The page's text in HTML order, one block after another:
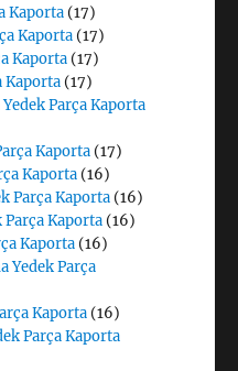
Kaporta (17)
Kaporta (17)
Kaporta (17)
Kaporta (17)
Parça Kaporta
Kaporta (17)
Kaporta (16)
Parça Kaporta (16)
Parça Kaporta (16)
Kaporta (16)
Yedek Parça
Kaporta (16)
Parça Kaporta